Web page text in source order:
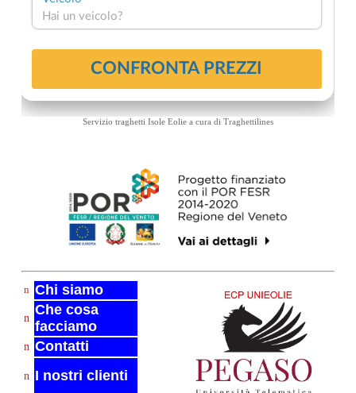
Servizio traghetti Isole Eolie a cura di Traghettilines
n Chi siamo
n
Che cosa
facciamo
n Contatti
n I nostri clienti